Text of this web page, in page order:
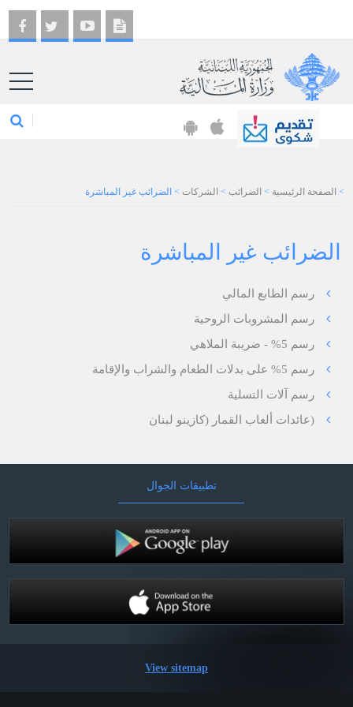
EN
> الصفحة الرئيسية > الضرائب > الشركات > الضرائب غير المباشرة
الضرائب غير المباشرة
رسم الطابع المالي
رسم المشروبات الروحية
رسم 5% - ضريبة الملاهي
رسم 5% على بدلات الطعام والشراب والإقامة
رسم آلات التسلية
(عائدات ألعاب القمار (كازينو لبنان
تطبيقات الجوال
View sitemap